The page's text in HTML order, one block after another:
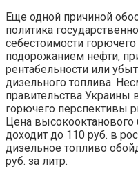
Еще одной причиной
политика
себестоимости
подорожанием нефти,
рентабельности или
дизельного топлива.
правительства Украины
горючего перспективы
Цена высокооктанового
доходит до 110 руб. в
дизельное топливо
руб. за литр.